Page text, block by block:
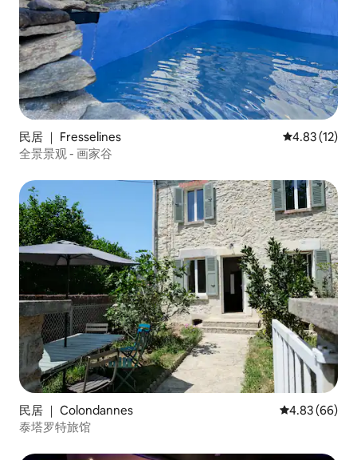
民居 ｜ Fresselines 平均评分
4.83 (12)
全景景观 - 画家谷
民居 ｜ Colondannes 平均评分 4.83
4.83 (66)
泰塔罗特旅馆